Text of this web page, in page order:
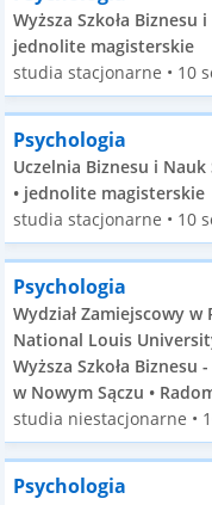
Wyższa Szkoła Biznesu
jednolite magisterskie
studia stacjonarne • 10
Psychologia
Uczelnia Biznesu i Nauk
• jednolite magisterskie
studia stacjonarne • 10
Psychologia
Wydział Zamiejscowy w
National Louis
Wyższa Szkoła
w Nowym Sączu •
studia niestacjonarne •
Psychologia